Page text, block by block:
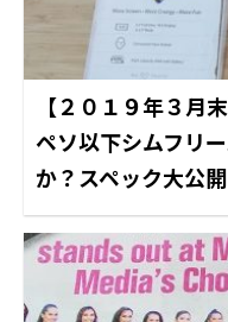
【２０１９年３月
ペソ以下シムフリ
か？スペック大公開